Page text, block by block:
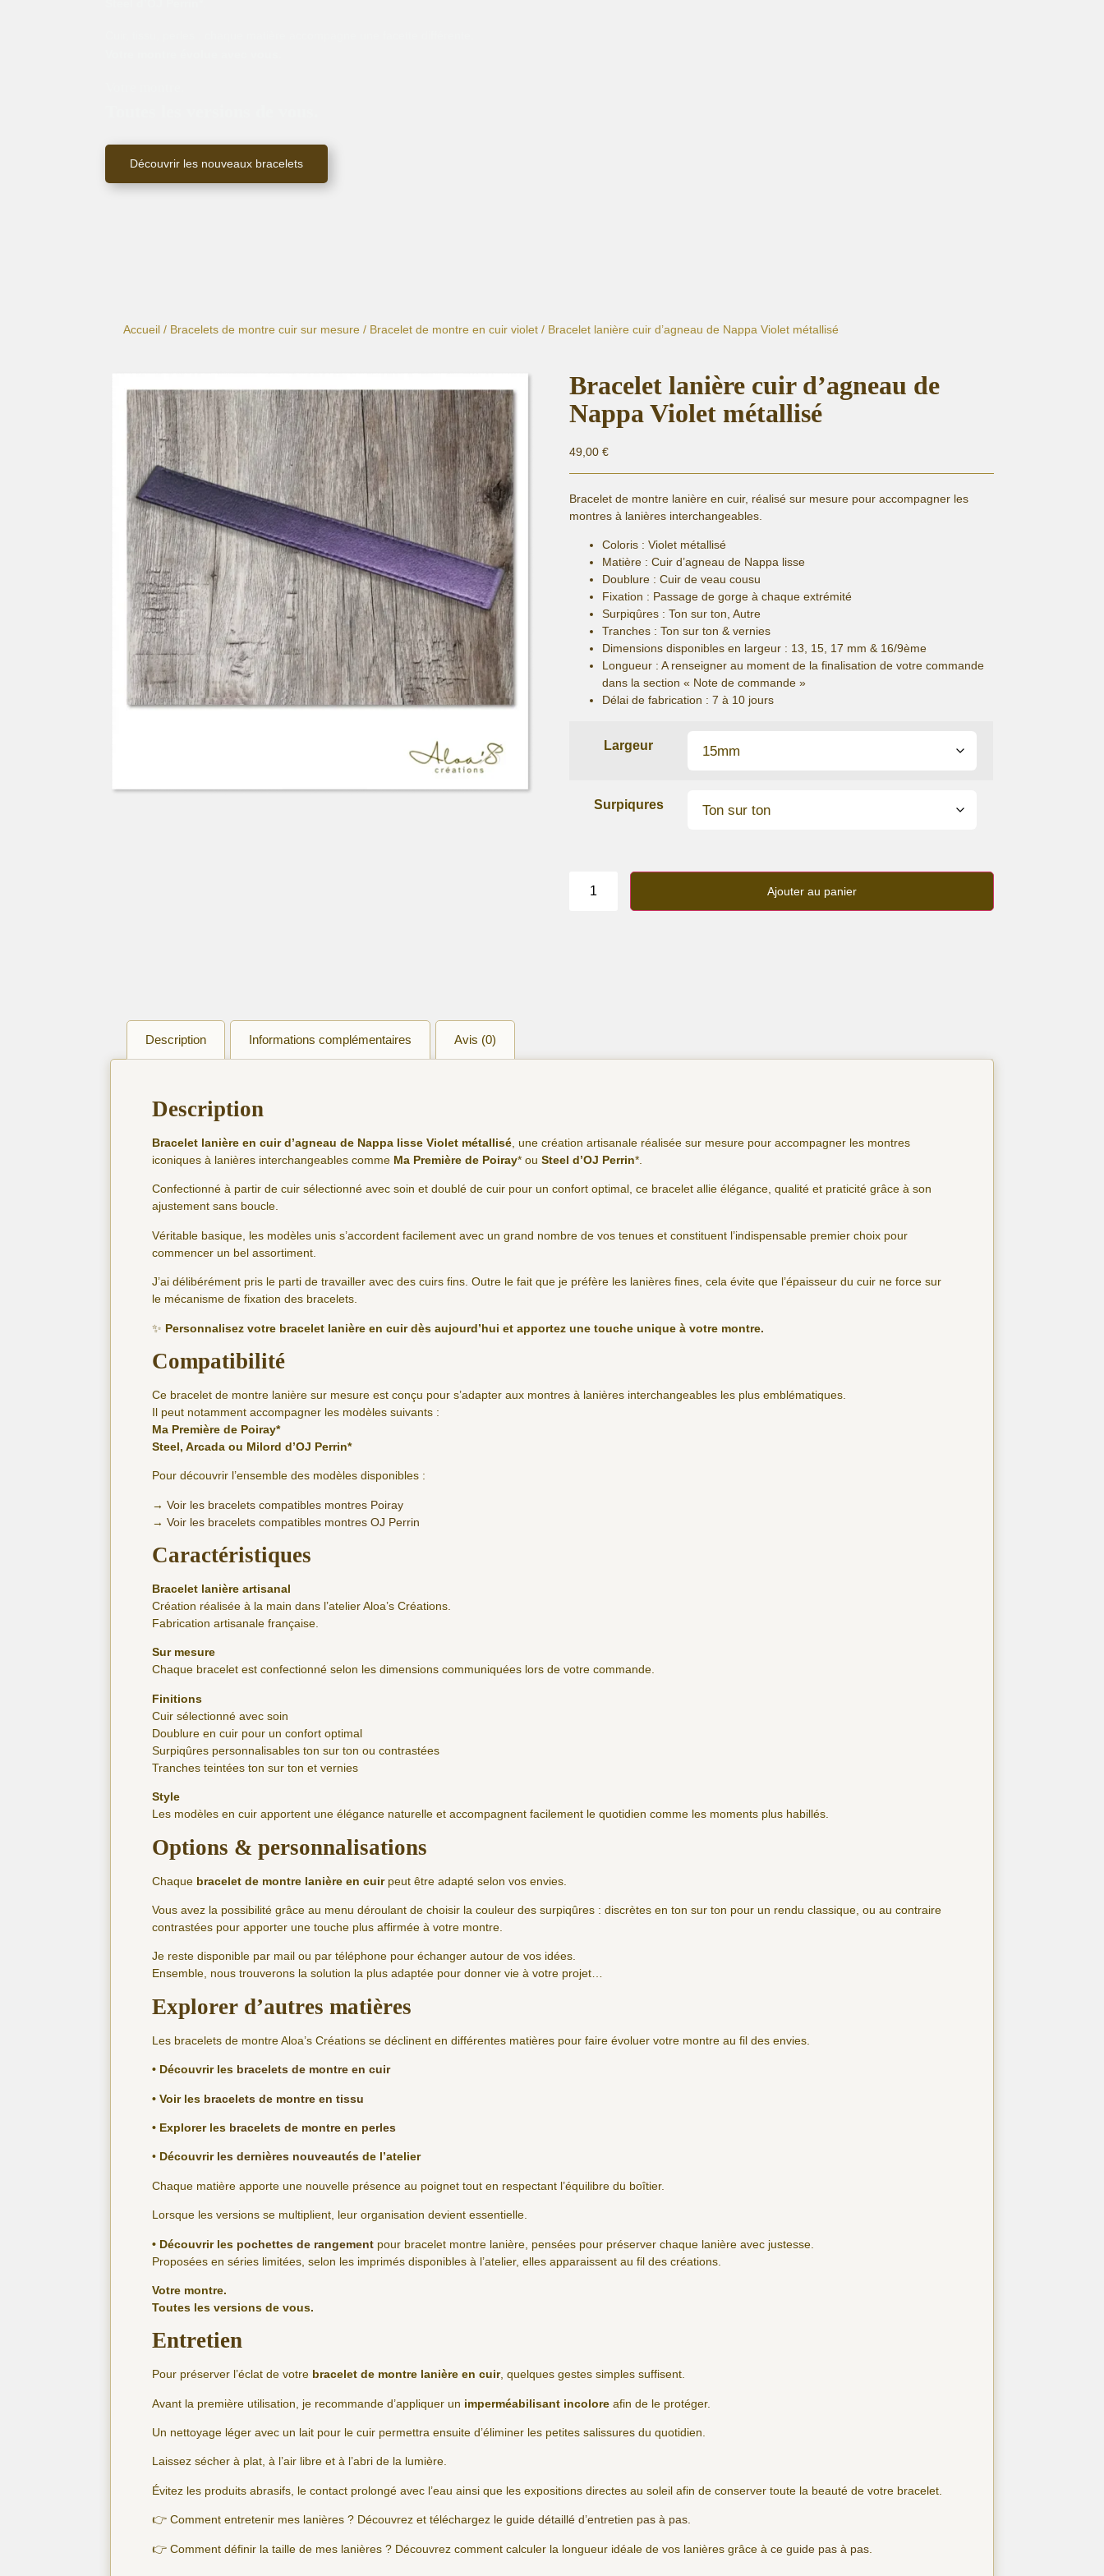
Découvrir les nouveaux bracelets
Accueil / Bracelets de montre cuir sur mesure / Bracelet de montre en cuir violet / Bracelet lanière cuir d’agneau de Nappa Violet métallisé
Bracelet lanière cuir d’agneau de
Nappa Violet métallisé
49,00€
Bracelet de montre lanière en cuir, réalisé sur mesure pour accompagner les
montres à lanières interchangeables.
Coloris : Violet métallisé
Matière : Cuir d’agneau de Nappa lisse
Doublure : Cuir de veau cousu
Fixation : Passage de gorge à chaque extrémité
Surpiqûres : Ton sur ton, Autre
Tranches : Ton sur ton & vernies
Dimensions disponibles en largeur : 13, 15, 17 mm & 16/9ème
Longueur : A renseigner au moment de la finalisation de votre commande
dans la section « Note de commande »
Délai de fabrication : 7 à 10 jours
Largeur
Surpiqures
Bracelet
Ajouter au panier
Description Informations complémentaires Avis (0)
Description
Bracelet lanière en cuir d’agneau de Nappa lisse Violet métallisé , une création artisanale réalisée sur mesure pour accompagner les montres
iconiques à lanières interchangeables comme Ma Première de Poiray* ouSteel d’OJ Perrin*.
Confectionné à partir de cuir sélectionné avec soin et doublé de cuir pour un confort optimal, ce bracelet allie élégance, qualité et praticité grâce à son
ajustement sans boucle.
Véritable basique, les modèles unis s’accordent facilement avec un grand nombre de vos tenues et constituent l’indispensable premier choix pour
commencer un bel assortiment.
J’ai délibérément pris le parti de travailler avec des cuirs fins. Outre le fait que je préfère les lanières fines, cela évite que l’épaisseur du cuir ne force sur
le mécanisme de fixation des bracelets.
✨ Personnalisez votre bracelet lanière en cuir dès aujourd’hui et apportez une touche unique à votre montre.
Compatibilité
Ce bracelet de montre lanière sur mesure est conçu pour s’adapter aux montres à lanières interchangeables les plus emblématiques.
Il peut notamment accompagner les modèles suivants :
Ma Première de Poiray*
Steel, Arcada ou Milord d’OJ Perrin*
Pour découvrir l’ensemble des modèles disponibles :
→Voir les bracelets compatibles montres Poiray
→Voir les bracelets compatibles montres OJ Perrin
Caractéristiques
Bracelet lanière artisanal
Création réalisée à la main dans l’atelier Aloa’s Créations.
Fabrication artisanale française.
Sur mesure
Chaque bracelet est confectionné selon les dimensions communiquées lors de votre commande.
Finitions
Cuir sélectionné avec soin
Doublure en cuir pour un confort optimal
Surpiqûres personnalisables ton sur ton ou contrastées
Tranches teintées ton sur ton et vernies
Style
Les modèles en cuir apportent une élégance naturelle et accompagnent facilement le quotidien comme les moments plus habillés.
Options & personnalisations
Chaque bracelet de montre lanière en cuirpeut être adapté selon vos envies.
Vous avez la possibilité grâce au menu déroulant de choisir la couleur des surpiqûres : discrètes en ton sur ton pour un rendu classique, ou au contraire
contrastées pour apporter une touche plus affirmée à votre montre.
Je reste disponible par mail ou par téléphone pour échanger autour de vos idées.
Ensemble, nous trouverons la solution la plus adaptée pour donner vie à votre projet…
Explorer d’autres matières
Les bracelets de montre Aloa’s Créations se déclinent en différentes matières pour faire évoluer votre montre au fil des envies.
• Découvrir les bracelets de montre en cuir
• Voir les bracelets de montre en tissu
• Explorer les bracelets de montre en perles
• Découvrir les dernières nouveautés de l’atelier
Chaque matière apporte une nouvelle présence au poignet tout en respectant l’équilibre du boîtier.
Lorsque les versions se multiplient, leur organisation devient essentielle.
• Découvrir les pochettes de rangement pour bracelet montre lanière, pensées pour préserver chaque lanière avec justesse.
Proposées en séries limitées, selon les imprimés disponibles à l’atelier, elles apparaissent au fil des créations.
Votre montre.
Toutes les versions de vous.
Entretien
Pour préserver l’éclat de votre bracelet de montre lanière en cuir, quelques gestes simples suffisent.
Avant la première utilisation, je recommande d’appliquer un imperméabilisant incolore afin de le protéger.
Un nettoyage léger avec un lait pour le cuir permettra ensuite d’éliminer les petites salissures du quotidien.
Laissez sécher à plat, à l’air libre et à l’abri de la lumière.
Évitez les produits abrasifs, le contact prolongé avec l’eau ainsi que les expositions directes au soleil afin de conserver toute la beauté de votre bracelet.
👉 Comment entretenir mes lanières ? Découvrez et téléchargez le guide détaillé d’entretien pas à pas.
👉 Comment définir la taille de mes lanières ? Découvrez comment calculer la longueur idéale de vos lanières grâce àce guide pas à pas